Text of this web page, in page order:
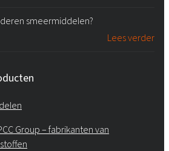
smeermiddelen?
Lees verder
Group – fabrikanten van